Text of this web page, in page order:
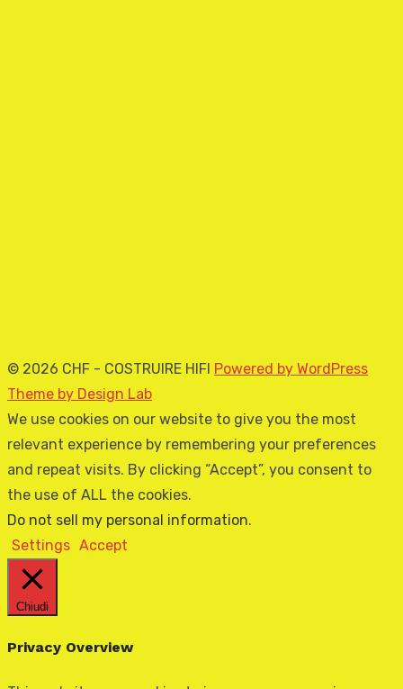
© 2026 CHF - COSTRUIRE HIFI Powered by WordPress
Theme by Design Lab
We use cookies on our website to give you the most
relevant experience by remembering your preferences
and repeat visits. By clicking “Accept”, you consent to
the use of ALL the cookies.
Do not sell my personal information.
Settings Accept
Chiudi
Privacy Overview